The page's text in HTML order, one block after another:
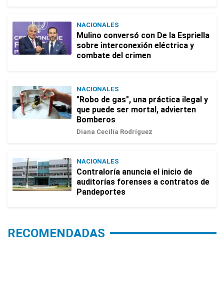
NACIONALES
Mulino conversó con De la Espriella
sobre interconexión eléctrica y
combate del crimen
NACIONALES
"Robo de gas", una práctica ilegal y
que puede ser mortal, advierten
Bomberos
Diana Cecilia Rodríguez
NACIONALES
Contraloría anuncia el inicio de
auditorías forenses a contratos de
Pandeportes
RECOMENDADAS